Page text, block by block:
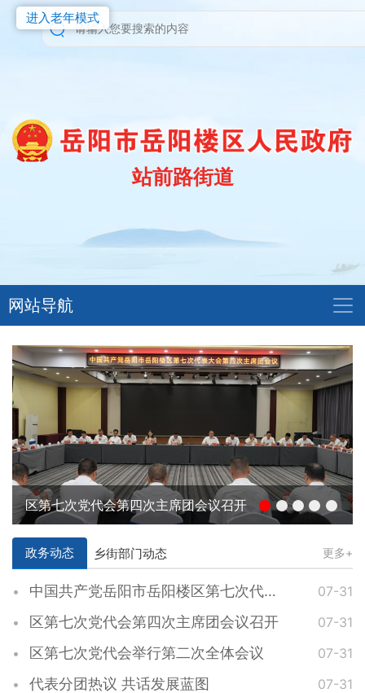
进入老年模式
站前路街道
网站导航
区第七次党代会第四次主席团会议召开
政务动态 乡街部门动态 更多+
中国共产党岳阳市岳阳楼区第七次代表大会胜利闭幕 07-31
区第七次党代会第四次主席团会议召开 07-31
区第七次党代会举行第二次全体会议 07-31
代表分团热议 共话发展蓝图 07-31